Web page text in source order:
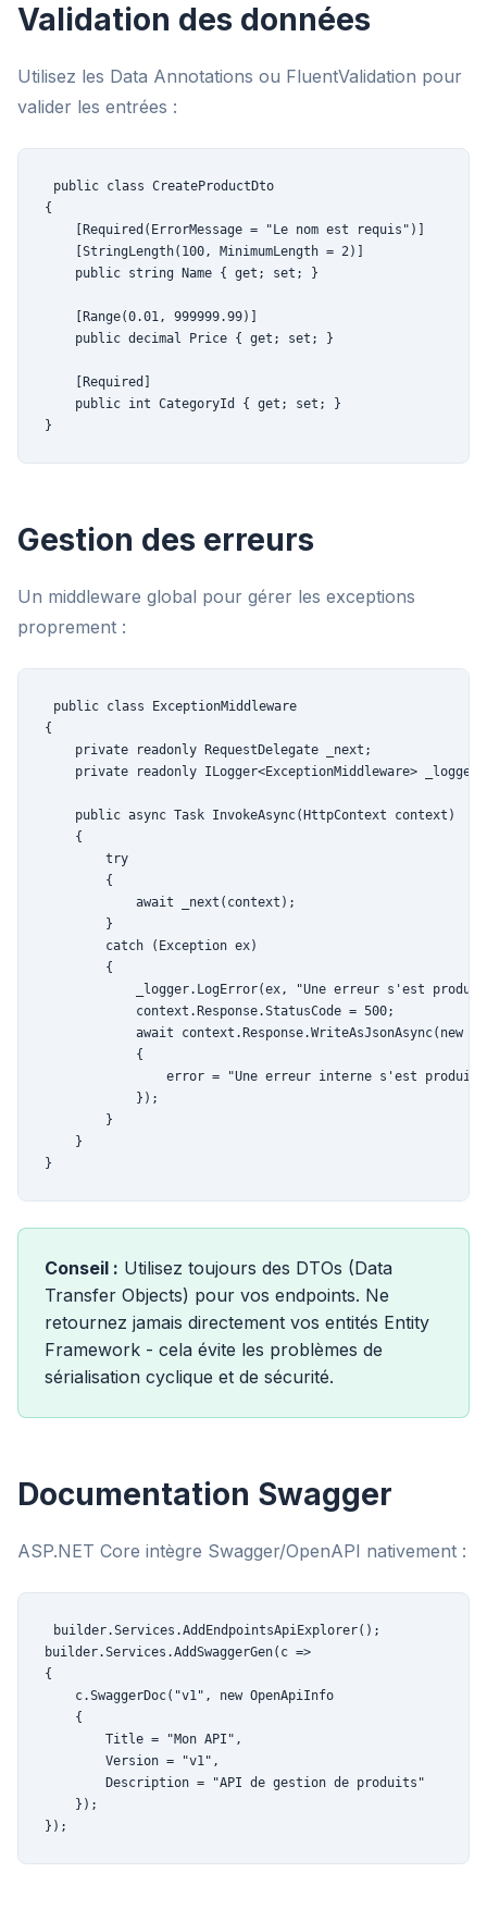
Validation des données
Utilisez les Data Annotations ou FluentValidation pour
valider les entrées :
public class CreateProductDto
{
    [Required(ErrorMessage = "Le nom est requis")]
    [StringLength(100, MinimumLength = 2)]
    public string Name { get; set; }
    [Range(0.01, 999999.99)]
    public decimal Price { get; set; }
    [Required]
    public int CategoryId { get; set; }
}
Gestion des erreurs
Un middleware global pour gérer les exceptions
proprement :
public class ExceptionMiddleware
{
    private readonly RequestDelegate _next;
    private readonly ILogger<ExceptionMiddleware> _logger;
    public async Task InvokeAsync(HttpContext context)
    {
        try
        {
            await _next(context);
        }
        catch (Exception ex)
        {
_logger.LogError(ex, "Une erreur s'est
            context.Response.StatusCode = 500;
            await context.Response.WriteAsJsonAsync(new
            {
error = "Une erreur interne s'est
            });
        }
    }
}
Conseil : Utilisez toujours des DTOs (Data
Transfer Objects) pour vos endpoints. Ne
retournez jamais directement vos entités Entity
Framework - cela évite les problèmes de
sérialisation cyclique et de sécurité.
Documentation Swagger
ASP.NET Core intègre Swagger/OpenAPI nativement :
builder.Services.AddEndpointsApiExplorer();
builder.Services.AddSwaggerGen(c =>
{
    c.SwaggerDoc("v1", new OpenApiInfo
    {
        Title = "Mon API",
        Version = "v1",
        Description = "API de gestion de produits"
    });
});